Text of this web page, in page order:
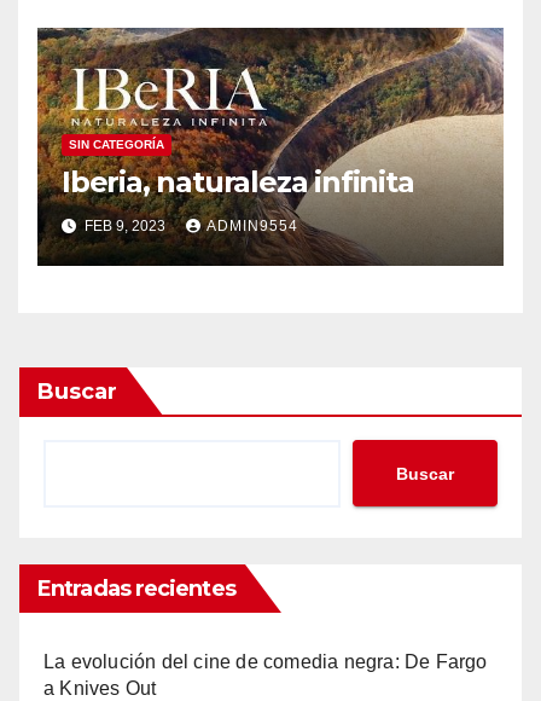
SIN CATEGORÍA
Iberia, naturaleza infinita
FEB 9, 2023 ADMIN9554
Buscar
Buscar
Entradas recientes
La evolución del cine de comedia negra: De Fargo
a Knives Out